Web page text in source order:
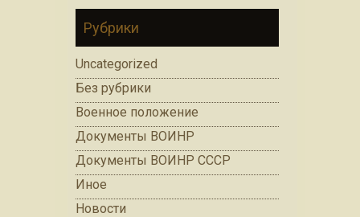
Рубрики
Uncategorized
Без рубрики
Военное положение
Документы ВОИНР
Документы ВОИНР СССР
Иное
Новости